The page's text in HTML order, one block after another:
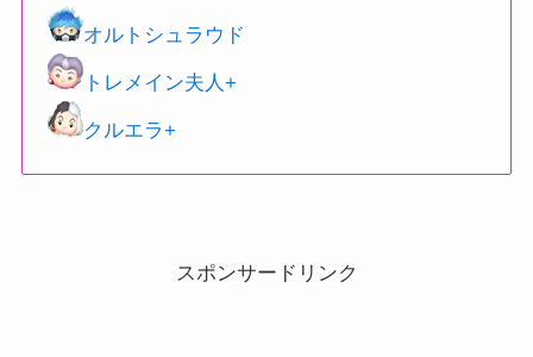
オルトシュラウド
トレメイン夫人+
クルエラ+
スポンサードリンク